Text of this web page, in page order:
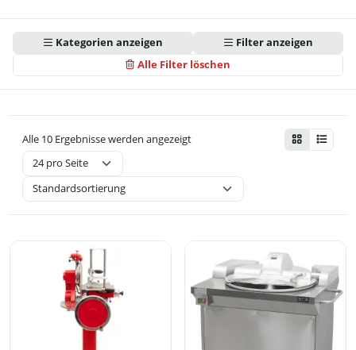
Kategorien anzeigen
Alle Filter löschen
Filter anzeigen
Alle 10 Ergebnisse werden angezeigt